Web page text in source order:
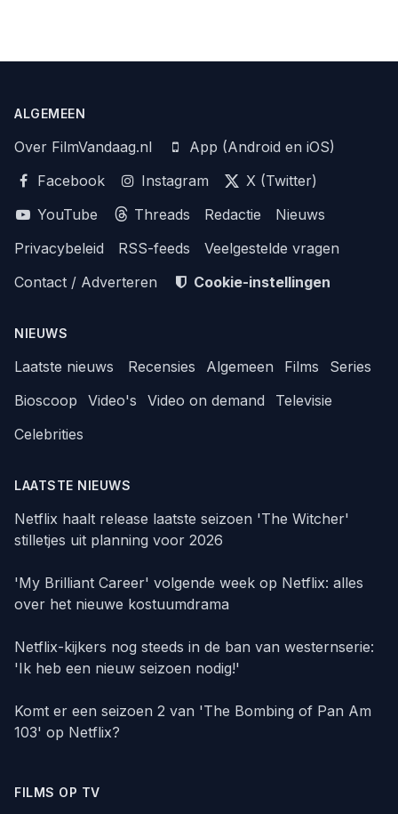
ALGEMEEN
Over FilmVandaag.nl
App (Android en iOS)
Facebook
Instagram
X (Twitter)
YouTube
Threads Redactie
Nieuws
Privacybeleid
RSS-feeds
Veelgestelde vragen
Contact / Adverteren
Cookie-instellingen
NIEUWS
Laatste nieuws Recensies Algemeen Films
Series
Bioscoop
Video's Video on demand
Televisie
Celebrities
LAATSTE NIEUWS
Netflix haalt release laatste seizoen 'The Witcher'
stilletjes uit planning voor 2026
'My Brilliant Career' volgende week op Netflix: alles
over het nieuwe kostuumdrama
Netflix-kijkers nog steeds in de ban van westernserie:
'Ik heb een nieuw seizoen nodig!'
Komt er een seizoen 2 van 'The Bombing of Pan Am
103' op Netflix?
FILMS OP TV